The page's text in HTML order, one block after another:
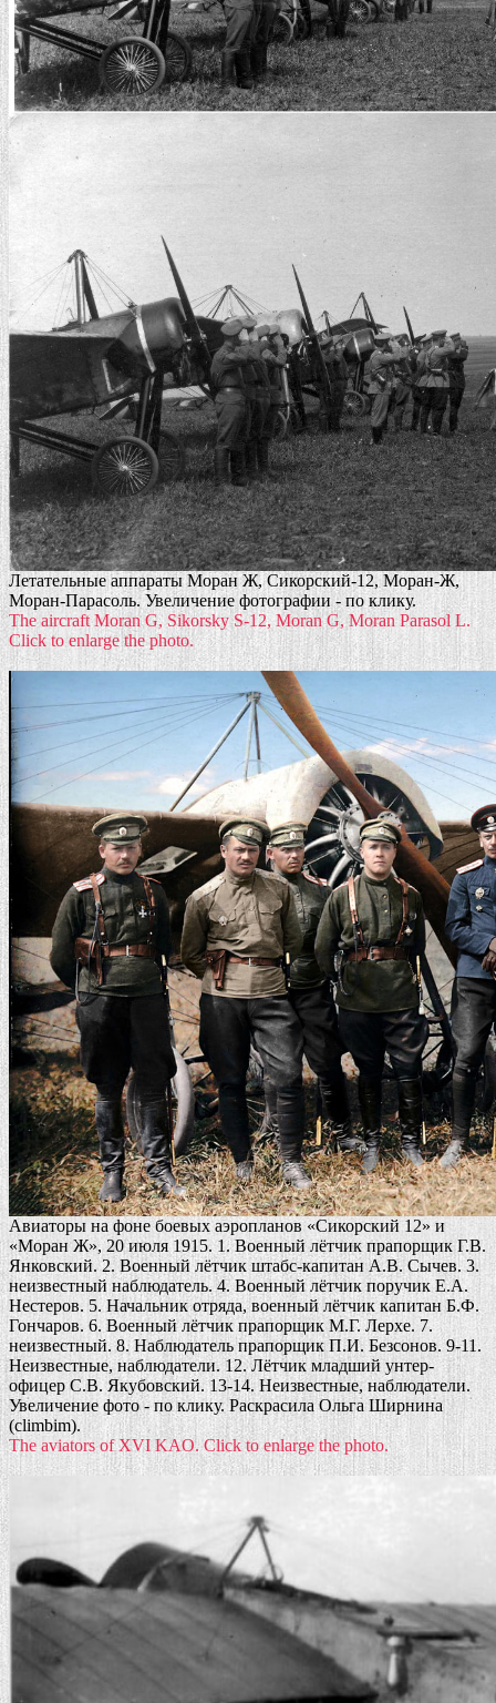
Летательные аппараты Моран Ж, Сикорский-12, Моран-Ж,
Моран-Парасоль. Увеличение фотографии - по клику.
The aircraft Moran G, Sikorsky S-12, Moran G, Moran Parasol L.
Click to enlarge the photo.
Авиаторы на фоне боевых аэропланов «Сикорский 12» и
«Моран Ж», 20 июля 1915. 1. Военный лётчик прапорщик Г.В.
Янковский. 2. Военный лётчик штабс-капитан А.В. Сычев. 3.
неизвестный наблюдатель. 4. Военный лётчик поручик Е.А.
Нестеров. 5. Начальник отряда, военный лётчик капитан Б.Ф.
Гончаров. 6. Военный лётчик прапорщик М.Г. Лерхе. 7.
неизвестный. 8. Наблюдатель прапорщик П.И. Безсонов. 9-11.
Неизвестные, наблюдатели. 12. Лётчик младший унтер-
офицер С.В. Якубовский. 13-14. Неизвестные, наблюдатели.
Увеличение фото - по клику. Раскрасила Ольга Ширнина
(climbim).
The aviators of XVI KAO. Click to enlarge the photo.